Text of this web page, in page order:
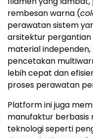
rembesan warna (
perawatan sistem
arsitektur pergantian
material
pencetakan
lebih cepat dan
proses perawatan
Platform ini juga
manufaktur berbasis
teknologi seperti